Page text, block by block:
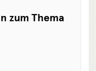
zum Thema